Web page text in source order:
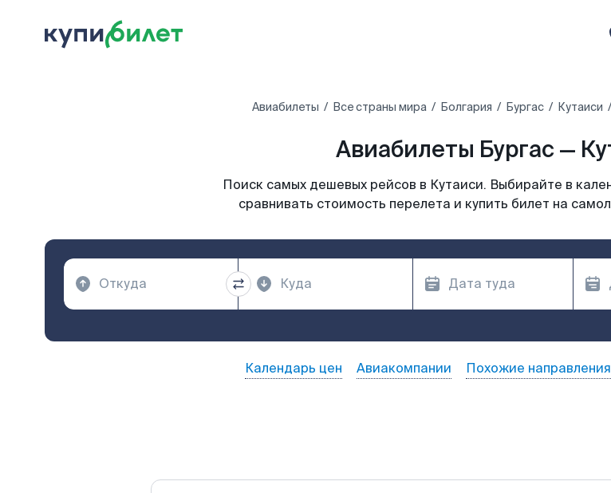
Авиабилеты Все страны мира Болгария Бургас Кутаиси
Авиабилеты Бургас —
Поиск самых дешевых рейсов в Кутаиси. Выбирайте в
сравнивать стоимость перелета и купить билет на
Календарь цен Авиакомпании Похожие направления